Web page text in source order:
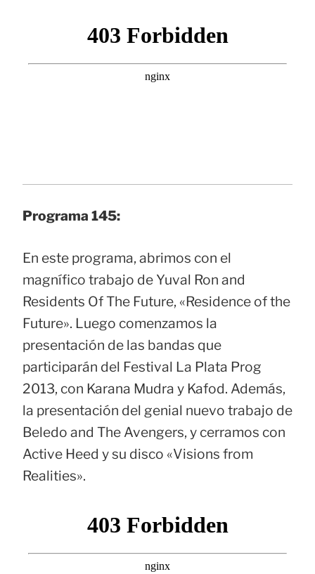
Programa 145:
En este programa, abrimos con el
magnífico trabajo de Yuval Ron and
Residents Of The Future, «Residence of the
Future». Luego comenzamos la
presentación de las bandas que
participarán del Festival La Plata Prog
2013, con Karana Mudra y Kafod. Además,
la presentación del genial nuevo trabajo de
Beledo and The Avengers, y cerramos con
Active Heed y su disco «Visions from
Realities».